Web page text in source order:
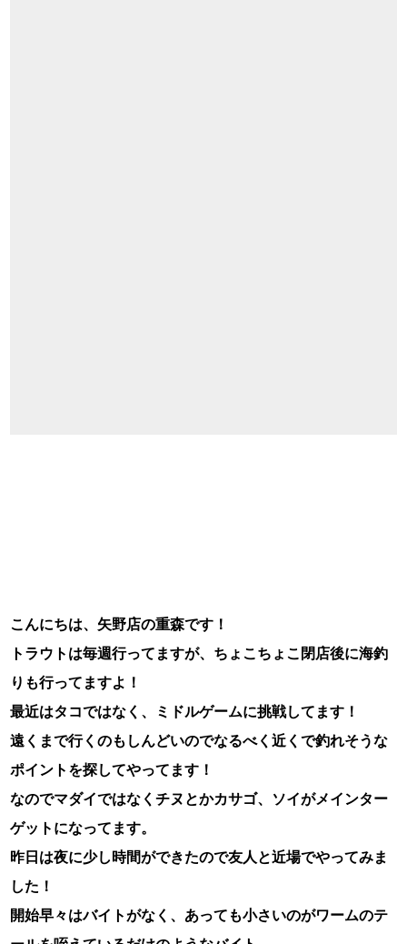
こんにちは、矢野店の重森です！
トラウトは毎週行ってますが、ちょこちょこ閉店後に海釣
りも行ってますよ！
最近はタコではなく、ミドルゲームに挑戦してます！
遠くまで行くのもしんどいのでなるべく近くで釣れそうな
ポイントを探してやってます！
なのでマダイではなくチヌとかカサゴ、ソイがメインター
ゲットになってます。
昨日は夜に少し時間ができたので友人と近場でやってみま
した！
開始早々はバイトがなく、あっても小さいのがワームのテ